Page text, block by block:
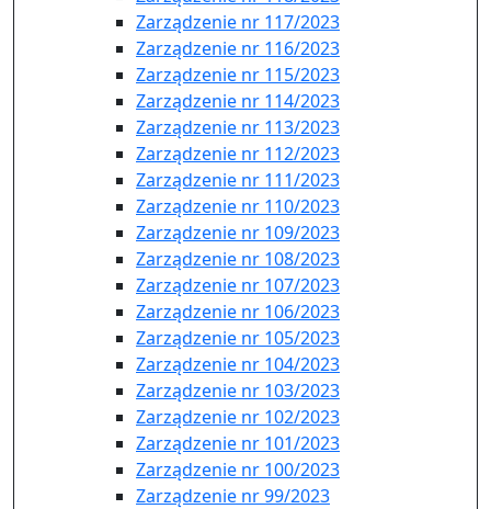
Zarządzenie nr 117/2023
Zarządzenie nr 116/2023
Zarządzenie nr 115/2023
Zarządzenie nr 114/2023
Zarządzenie nr 113/2023
Zarządzenie nr 112/2023
Zarządzenie nr 111/2023
Zarządzenie nr 110/2023
Zarządzenie nr 109/2023
Zarządzenie nr 108/2023
Zarządzenie nr 107/2023
Zarządzenie nr 106/2023
Zarządzenie nr 105/2023
Zarządzenie nr 104/2023
Zarządzenie nr 103/2023
Zarządzenie nr 102/2023
Zarządzenie nr 101/2023
Zarządzenie nr 100/2023
Zarządzenie nr 99/2023